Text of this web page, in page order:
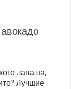
лаваша,
Лучшие